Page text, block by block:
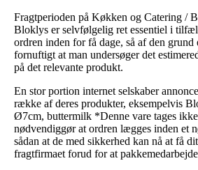
Fragtperioden på Køkken og Catering /
Bloklys er selvfølgelig ret essentiel i
ordren inden for få dage, så af den grund
fornuftigt at man undersøger det
på det relevante produkt.
En stor portion internet selskaber
række af deres produkter, eksempelvis
Ø7cm, buttermilk *Denne vare tages
nødvendiggør at ordren lægges inden et
sådan at de med sikkerhed kan nå at få
fragtfirmaet forud for at